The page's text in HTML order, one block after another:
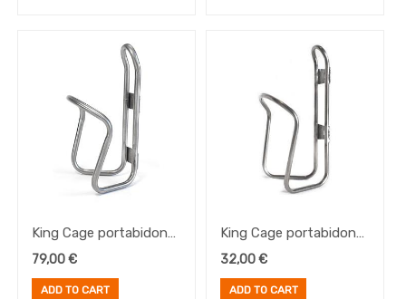
King Cage portabidon
TI Cage
79,00€
ADD TO CART
King Cage portabidon
SS Lowering Cage
32,00€
ADD TO CART